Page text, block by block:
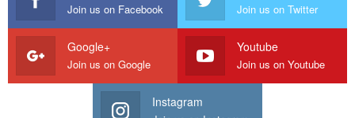
Join us on Facebook Join us on Twitter
Google+
Join us on Google
Youtube
Join us on Youtube
Instagram